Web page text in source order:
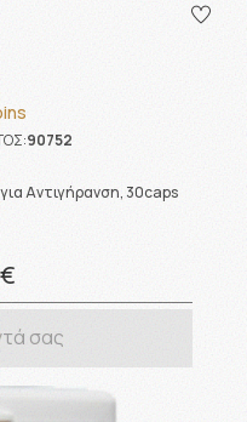
90752
Αντιγήρανση, 30caps
σας